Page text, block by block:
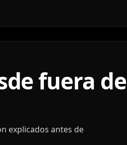
fuera de
explicados antes de